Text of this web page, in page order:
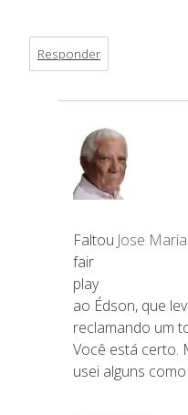
Responder
Jose
Faltou
fair
play
ao Édson, que
reclamando um
Você está certo.
usei alguns